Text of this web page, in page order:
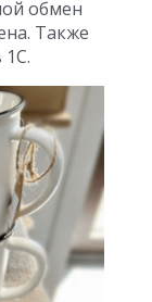
обмен
Также
1С.